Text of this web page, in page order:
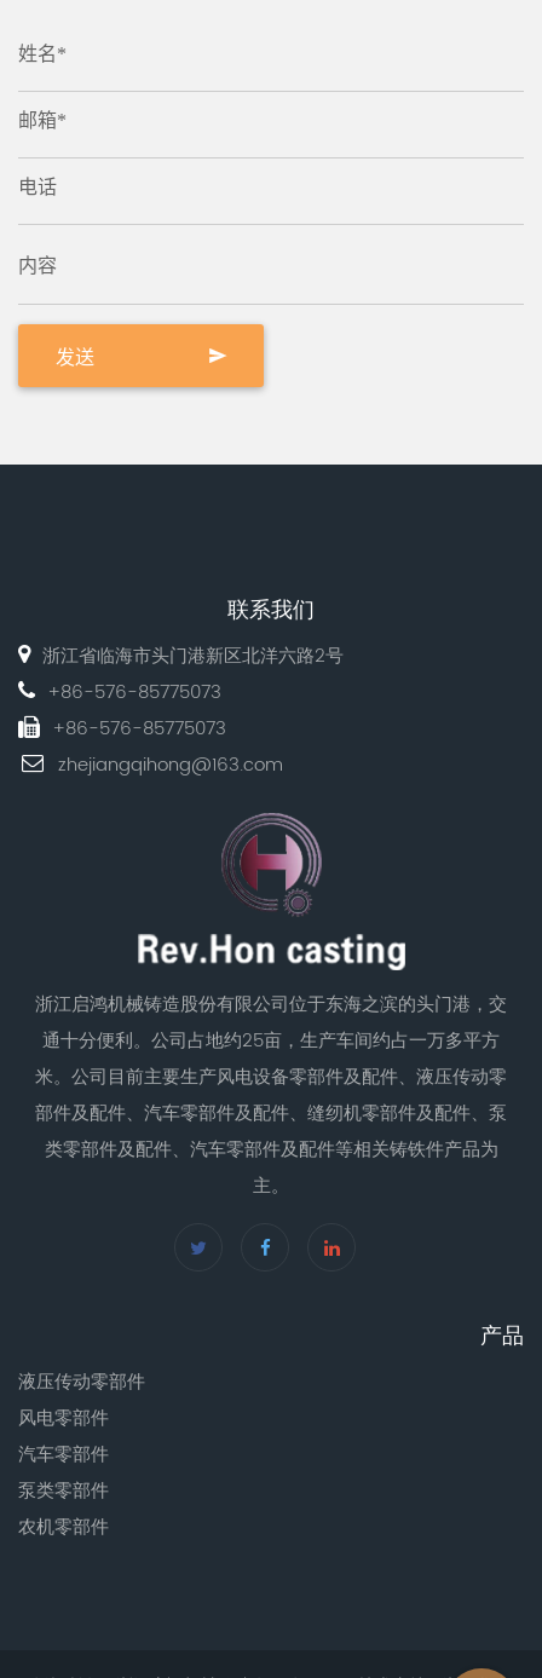
姓名*
邮箱*
电话
内容
联系我们
浙江省临海市头门港新区北洋六路2号
+86-576-85775073
+86-576-85775073
zhejiangqihong@163.com
浙江启鸿机械铸造股份有限公司位于东海之滨的头门港，交
通十分便利。公司占地约25亩，生产车间约占一万多平方
米。公司目前主要生产风电设备零部件及配件、液压传动零
部件及配件、汽车零部件及配件、缝纫机零部件及配件、泵
类零部件及配件、汽车零部件及配件等相关铸铁件产品为
主。
产品
液压传动零部件
风电零部件
汽车零部件
泵类零部件
农机零部件